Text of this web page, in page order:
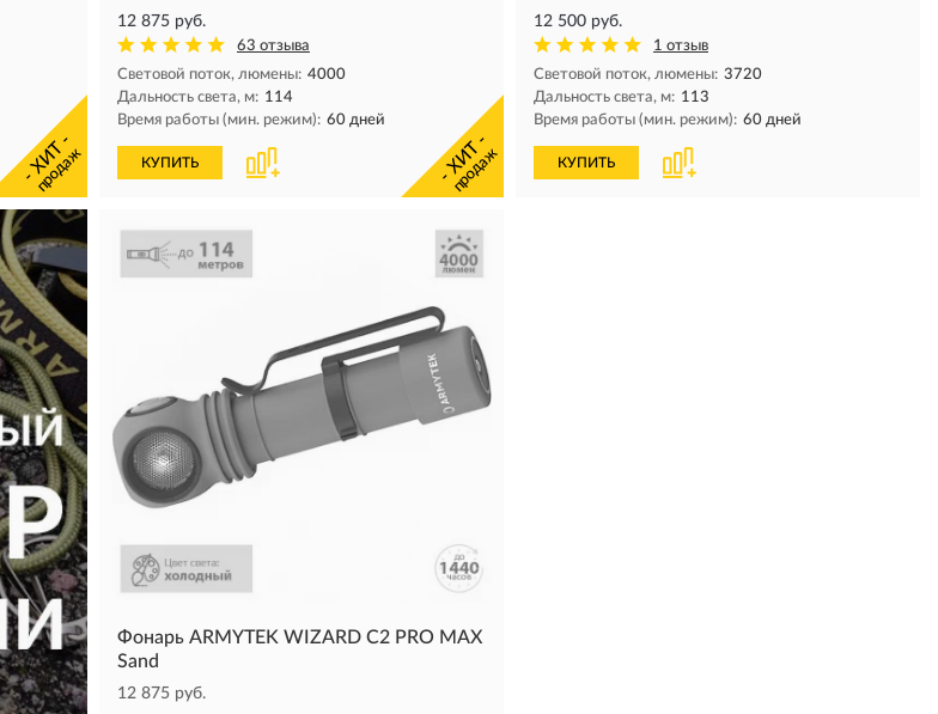
- ХИТ -
продаж
12 875 руб.
63 отзыва
Световой поток, люмены: 4000
Дальность света, м: 114
Время работы (мин. режим): 60 дней
КУПИТЬ - ХИТ -
продаж
12 500 руб.
1 отзыв
Световой поток, люмены: 3720
Дальность света, м: 113
Время работы (мин. режим): 60 дней
КУПИТЬ
Фонарь ARMYTEK WIZARD C2 PRO MAX
Sand
12 875 руб.